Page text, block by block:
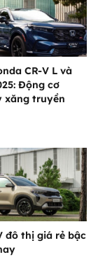
CR-V L và
Động cơ
xăng truyền
đô thị giá rẻ bậc